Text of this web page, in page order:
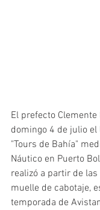
El prefecto
domingo 4 de julio
"Tours de Bahía"
Náutico en Puerto
realizó a partir de
muelle de cabotaje,
temporada de